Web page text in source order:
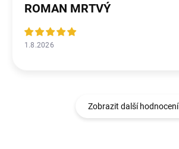
ROMAN MRTVÝ
1.8.2026
Zobrazit další hodnocení